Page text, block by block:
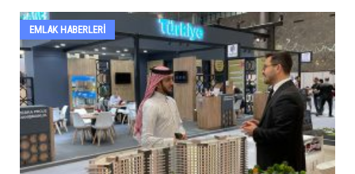
EMLAK HABERLERI